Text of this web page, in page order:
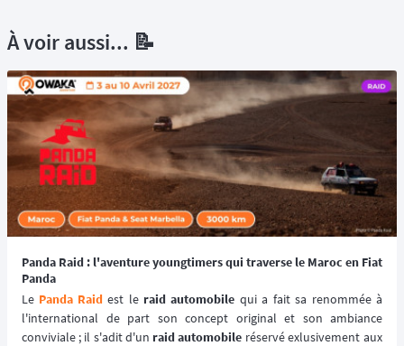
À voir aussi... 📝
Panda Raid : l'aventure youngtimers qui traverse le Maroc en Fiat
Panda
Le Panda Raid est le raid automobile qui a fait sa renommée à
l'international de part son concept original et son ambiance
conviviale ; il s'adit d'un raid automobile